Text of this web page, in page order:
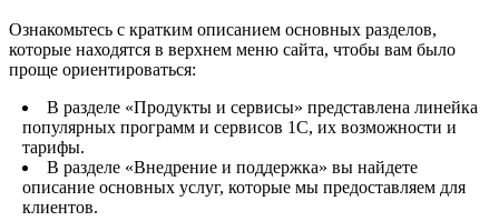
Ознакомьтесь с кратким описанием основных разделов,
которые находятся в верхнем меню сайта, чтобы вам было
проще ориентироваться:
В разделе «Продукты и сервисы» представлена линейка
популярных программ и сервисов 1С, их возможности и
тарифы.
В разделе «Внедрение и поддержка» вы найдете
описание основных услуг, которые мы предоставляем для
клиентов.